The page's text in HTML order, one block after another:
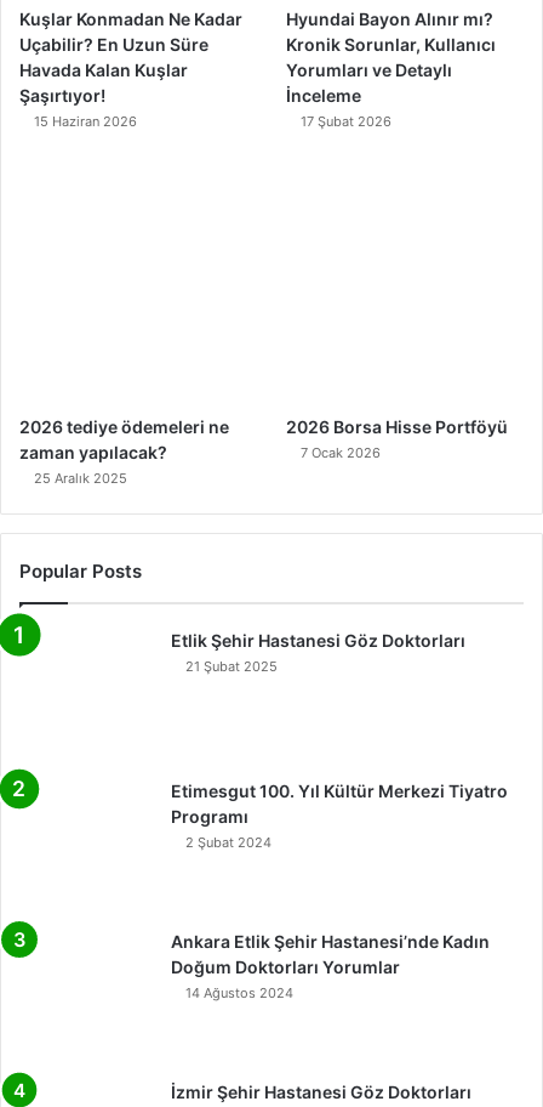
Kuşlar Konmadan Ne Kadar
Uçabilir? En Uzun Süre
Havada Kalan Kuşlar
Şaşırtıyor!
15 Haziran 2026
Hyundai Bayon Alınır mı?
Kronik Sorunlar, Kullanıcı
Yorumları ve Detaylı
İnceleme
17 Şubat 2026
2026 tediye ödemeleri ne
zaman yapılacak?
25 Aralık 2025
2026 Borsa Hisse Portföyü
7 Ocak 2026
Popular Posts
Etlik Şehir Hastanesi Göz Doktorları
21 Şubat 2025
Etimesgut 100. Yıl Kültür Merkezi Tiyatro
Programı
2 Şubat 2024
Ankara Etlik Şehir Hastanesi’nde Kadın
Doğum Doktorları Yorumlar
14 Ağustos 2024
İzmir Şehir Hastanesi Göz Doktorları